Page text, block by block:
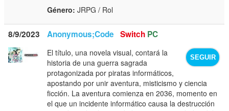
Género: JRPG / Rol
8/9/2023 Anonymous;Code Switch PC
SEGUIR
El título, una novela visual, contará la
historia de una guerra sagrada
protagonizada por piratas informáticos,
apostando por unir aventura, misticismo y ciencia
ficción. La aventura comienza en 2036, momento en
el que un incidente informático causa la destrucción